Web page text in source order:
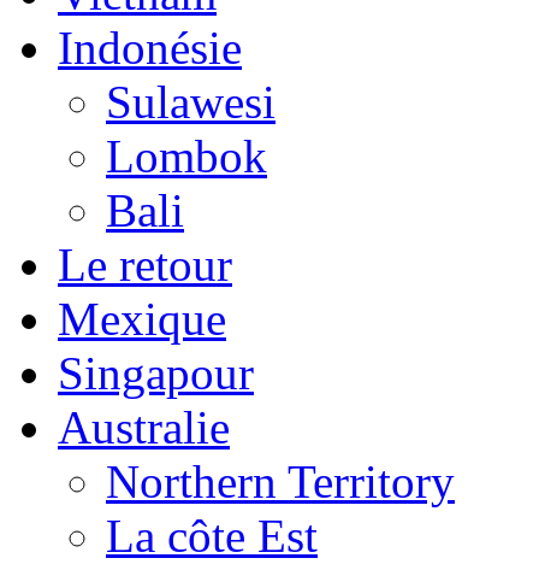
Indonésie
Sulawesi
Lombok
Bali
Le retour
Mexique
Singapour
Australie
Northern Territory
La côte Est